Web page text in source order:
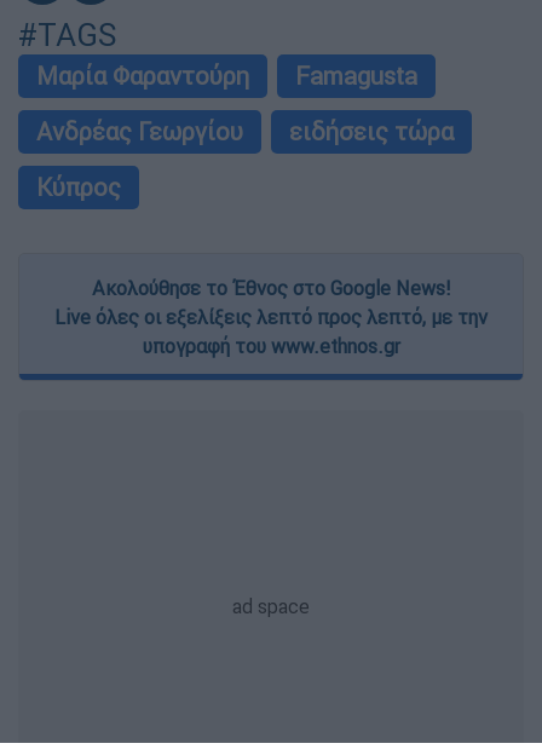
#TAGS
Μαρία Φαραντούρη
Famagusta
Ανδρέας Γεωργίου
ειδήσεις τώρα
Κύπρος
Ακολούθησε το Έθνος στο Google News!
Live όλες οι εξελίξεις λεπτό προς λεπτό, με την
υπογραφή του www.ethnos.gr